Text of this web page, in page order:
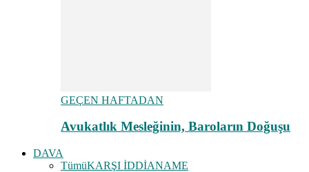
GEÇEN HAFTADAN
Avukatlık Mesleğinin, Baroların Doğuşu
DAVA
TümüKARŞI İDDİANAME